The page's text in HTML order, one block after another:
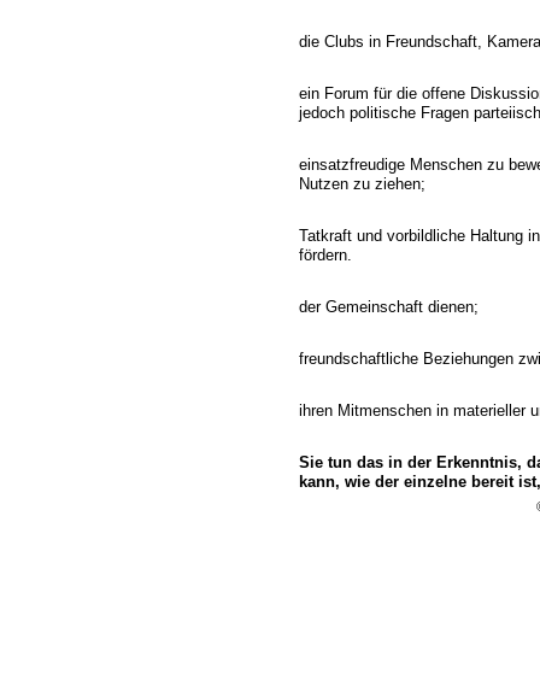
die Clubs in Freundschaft,
ein Forum für die offene
jedoch politische Fragen
einsatzfreudige Menschen zu
Nutzen zu ziehen;
Tatkraft und vorbildliche Haltung
fördern.
der Gemeinschaft dienen;
freundschaftliche Beziehungen
ihren Mitmenschen in materieller
Sie tun das in der Erkenntnis,
kann, wie der einzelne bereit